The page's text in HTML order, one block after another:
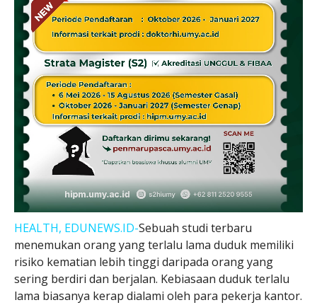
HEALTH, EDUNEWS.ID-Sebuah studi terbaru
menemukan orang yang terlalu lama duduk memiliki
risiko kematian lebih tinggi daripada orang yang
sering berdiri dan berjalan. Kebiasaan duduk terlalu
lama biasanya kerap dialami oleh para pekerja kantor.